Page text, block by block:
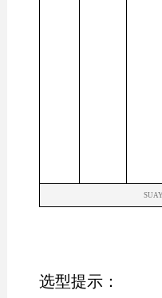
选型提示：